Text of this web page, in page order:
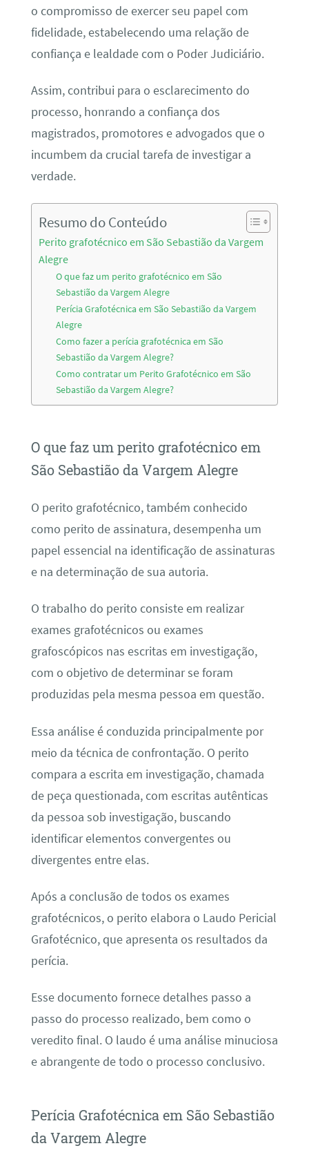
o compromisso de exercer seu papel com
fidelidade, estabelecendo uma relação de
confiança e lealdade com o Poder Judiciário.
Assim, contribui para o esclarecimento do
processo, honrando a confiança dos
magistrados, promotores e advogados que o
incumbem da crucial tarefa de investigar a
verdade.
Resumo do Conteúdo
Perito grafotécnico em São Sebastião da Vargem
Alegre
O que faz um perito grafotécnico em São
Sebastião da Vargem Alegre
Perícia Grafotécnica em São Sebastião da Vargem
Alegre
Como fazer a perícia grafotécnica em São
Sebastião da Vargem Alegre?
Como contratar um Perito Grafotécnico em São
Sebastião da Vargem Alegre?
O que faz um perito grafotécnico em
São Sebastião da Vargem Alegre
O perito grafotécnico, também conhecido
como perito de assinatura, desempenha um
papel essencial na identificação de assinaturas
e na determinação de sua autoria.
O trabalho do perito consiste em realizar
exames grafotécnicos ou exames
grafoscópicos nas escritas em investigação,
com o objetivo de determinar se foram
produzidas pela mesma pessoa em questão.
Essa análise é conduzida principalmente por
meio da técnica de confrontação. O perito
compara a escrita em investigação, chamada
de peça questionada, com escritas autênticas
da pessoa sob investigação, buscando
identificar elementos convergentes ou
divergentes entre elas.
Após a conclusão de todos os exames
grafotécnicos, o perito elabora o Laudo Pericial
Grafotécnico, que apresenta os resultados da
perícia.
Esse documento fornece detalhes passo a
passo do processo realizado, bem como o
veredito final. O laudo é uma análise minuciosa
e abrangente de todo o processo conclusivo.
Perícia Grafotécnica em São Sebastião
da Vargem Alegre